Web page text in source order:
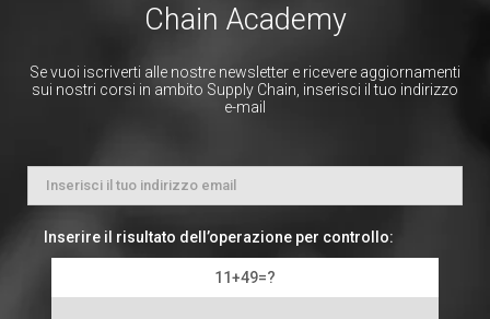
Chain Academy
Se vuoi iscriverti alle nostre newsletter e ricevere aggiornamenti
sui nostri corsi in ambito Supply Chain, inserisci il tuo indirizzo
e-mail
Inserire il risultato dell’operazione per controllo:
11+49=?